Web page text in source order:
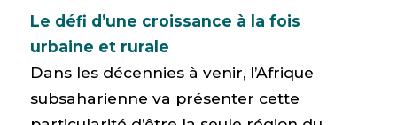
Le défi d’une croissance à la fois
urbaine et rurale
Dans les décennies à venir, l’Afrique
subsaharienne va présenter cette